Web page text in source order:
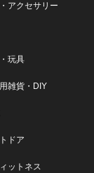
アクセサリー
玩具
雑貨・DIY
ドア
ットネス